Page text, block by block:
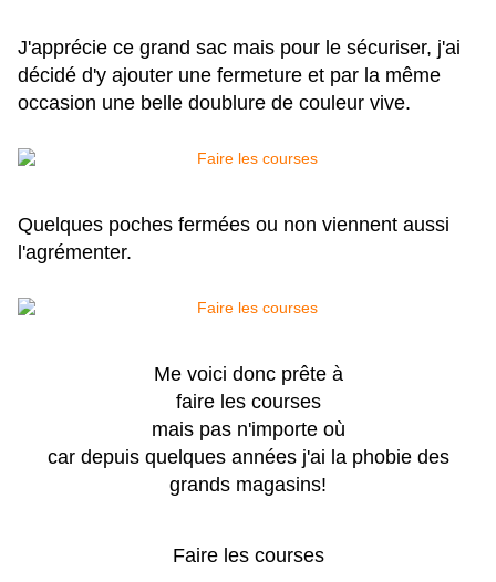
J'apprécie ce grand sac mais pour le sécuriser, j'ai
décidé d'y ajouter une fermeture et par la même
occasion une belle doublure de couleur vive.
Quelques poches fermées ou non viennent aussi
l'agrémenter.
Me voici donc prête à
faire les courses
mais pas n'importe où
car depuis quelques années j'ai la phobie des
grands magasins!
Faire les courses